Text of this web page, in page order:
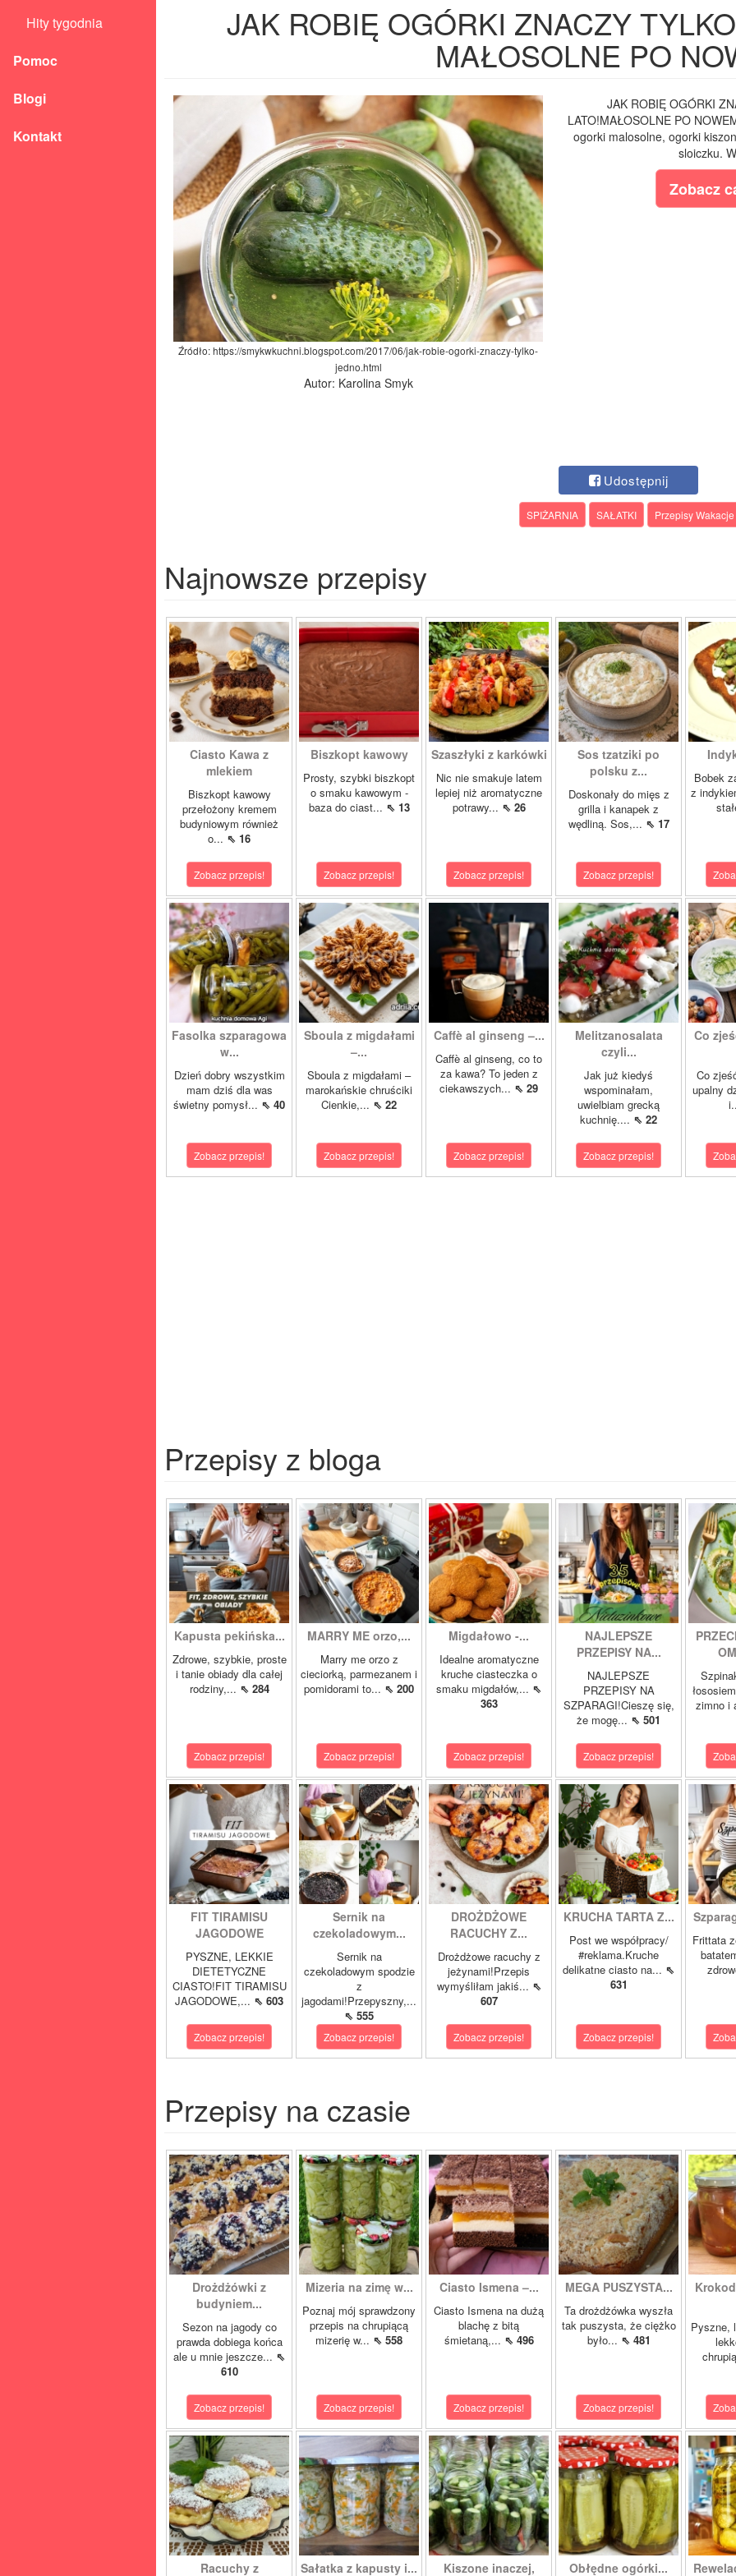
Hity tygodnia
Pomoc
Blogi
Kontakt
JAK ROBIĘ OGÓRKI ZNACZY
MAŁOSOLNE PO
Źródło: https://smykwkuchni.blogspot.com/2017/06/jak-robie-ogorki-znaczy-tylko-
jedno.html
Autor: Karolina Smyk
JAK ROBIĘ OGÓRKI
LATO!MAŁOSOLNE PO
ogorki malosolne, ogorki
sloiczku.
Zobacz
Udostępnij
SPIŻARNIA SAŁATKI Przepisy Wakacje
Najnowsze przepisy
Ciasto Kawa z
mlekiem
Biszkopt kawowy
przełożony kremem
budyniowym również
o... ⇖ 16
Zobacz przepis!
Biszkopt kawowy
Prosty, szybki biszkopt
o smaku kawowym -
baza do ciast... ⇖ 13
Zobacz przepis!
Szaszłyki z karkówki
Nic nie smakuje latem
lepiej niż aromatyczne
potrawy... ⇖ 26
Zobacz przepis!
Sos tzatziki po
polsku z...
Doskonały do mięs z
grilla i kanapek z
wędliną. Sos,... ⇖ 17
Zobacz przepis!
Bobek
z
Fasolka szparagowa
w...
Dzień dobry wszystkim
mam dziś dla was
świetny pomysł... ⇖ 40
Zobacz przepis!
Sboula z migdałami
–...
Sboula z migdałami –
marokańskie chruściki
Cienkie,... ⇖ 22
Zobacz przepis!
Caffè al ginseng –...
Caffè al ginseng, co to
za kawa? To jeden z
ciekawszych... ⇖ 29
Zobacz przepis!
Melitzanosalata
czyli...
Jak już kiedyś
wspominałam,
uwielbiam grecką
kuchnię.... ⇖ 22
Zobacz przepis!
Co
Co
upalny
Przepisy z bloga
Kapusta pekińska...
Zdrowe, szybkie, proste
i tanie obiady dla całej
rodziny,... ⇖ 284
Zobacz przepis!
MARRY ME orzo,...
Marry me orzo z
cieciorką, parmezanem i
pomidorami to... ⇖ 200
Zobacz przepis!
Migdałowo -...
Idealne aromatyczne
kruche ciasteczka o
smaku migdałów,... ⇖
363
Zobacz przepis!
NAJLEPSZE
PRZEPISY NA...
NAJLEPSZE
PRZEPISY NA
SZPARAGI!Cieszę się,
że mogę... ⇖ 501
Zobacz przepis!
zimno i
FIT TIRAMISU
JAGODOWE
PYSZNE, LEKKIE
DIETETYCZNE
CIASTO!FIT TIRAMISU
JAGODOWE,... ⇖ 603
Zobacz przepis!
Sernik na
czekoladowym...
Sernik na
czekoladowym spodzie
z
jagodami!Przepyszny,...
⇖ 555
Zobacz przepis!
DROŻDŻOWE
RACUCHY Z...
Drożdżowe racuchy z
jeżynami!Przepis
wymyśliłam jakiś... ⇖
607
Zobacz przepis!
KRUCHA TARTA Z...
Post we współpracy/
#reklama.Kruche
delikatne ciasto na... ⇖
631
Zobacz przepis!
Frittata
Przepisy na czasie
Drożdżówki z
budyniem...
Sezon na jagody co
prawda dobiega końca
ale u mnie jeszcze... ⇖
610
Zobacz przepis!
Mizeria na zimę w...
Poznaj mój sprawdzony
przepis na chrupiącą
mizerię w... ⇖ 558
Zobacz przepis!
Ciasto Ismena –...
Ciasto Ismena na dużą
blachę z bitą
śmietaną,... ⇖ 496
Zobacz przepis!
MEGA PUSZYSTA...
Ta drożdżówka wyszła
tak puszysta, że ciężko
było... ⇖ 481
Zobacz przepis!
Pyszne,
Racuchy z Sałatka z kapusty i... Kiszone inaczej, Obłędne ogórki...